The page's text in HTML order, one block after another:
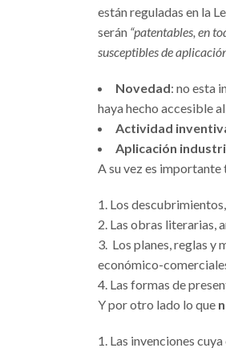
están reguladas en la
serán “patentables, en
susceptibles de
Novedad: no esta
haya hecho accesible
Actividad
Aplicación
A su vez es importante
Los
Las obras literarias,
Los planes, reglas y
económico-
Las formas de
Y por otro lado lo que
Las invenciones